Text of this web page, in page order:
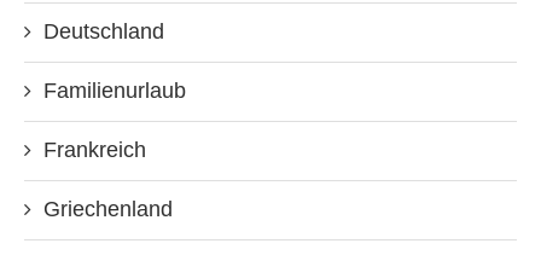
Deutschland
Familienurlaub
Frankreich
Griechenland